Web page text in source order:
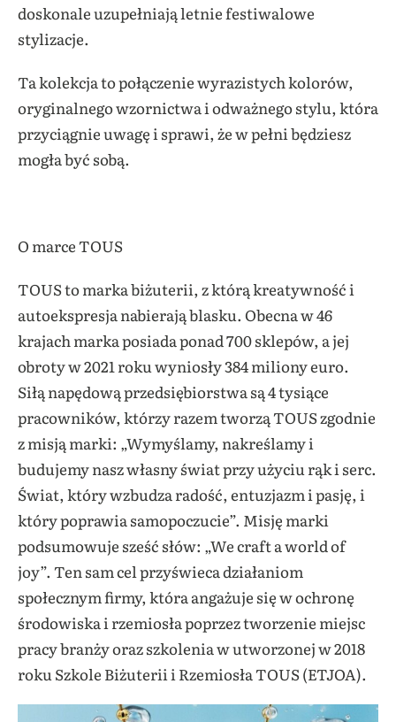
doskonale uzupełniają letnie festiwalowe
stylizacje.
Ta kolekcja to połączenie wyrazistych kolorów,
oryginalnego wzornictwa i odważnego stylu, która
przyciągnie uwagę i sprawi, że w pełni będziesz
mogła być sobą.
O marce TOUS
TOUS to marka biżuterii, z którą kreatywność i
autoekspresja nabierają blasku. Obecna w 46
krajach marka posiada ponad 700 sklepów, a jej
obroty w 2021 roku wyniosły 384 miliony euro.
Siłą napędową przedsiębiorstwa są 4 tysiące
pracowników, którzy razem tworzą TOUS zgodnie
z misją marki: „Wymyślamy, nakreślamy i
budujemy nasz własny świat przy użyciu rąk i serc.
Świat, który wzbudza radość, entuzjazm i pasję, i
który poprawia samopoczucie”. Misję marki
podsumowuje sześć słów: „We craft a world of
joy”. Ten sam cel przyświeca działaniom
społecznym firmy, która angażuje się w ochronę
środowiska i rzemiosła poprzez tworzenie miejsc
pracy branży oraz szkolenia w utworzonej w 2018
roku Szkole Biżuterii i Rzemiosła TOUS (ETJOA).